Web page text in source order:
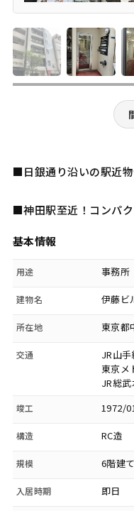
■日銀通り沿いの駅近物
■神田駅至近！コンパ
基本情報
用途 事務所
建物名 伊藤ビ
所在地 東京
交通
JR山
東京メ
JR総
竣工 1972/
構造 RC造
規模 6階建て
入居時期 即日